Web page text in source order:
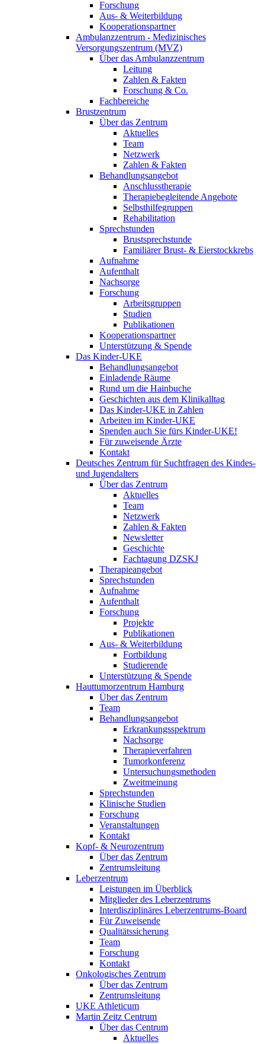
Forschung
Aus- & Weiterbildung
Kooperationspartner
Ambulanzzentrum - Medizinisches
Versorgungszentrum (MVZ)
Über das Ambulanzzentrum
Leitung
Zahlen & Fakten
Forschung & Co.
Fachbereiche
Brustzentrum
Über das Zentrum
Aktuelles
Team
Netzwerk
Zahlen & Fakten
Behandlungsangebot
Anschlusstherapie
Therapiebegleitende Angebote
Selbsthilfegruppen
Rehabilitation
Sprechstunden
Brustsprechstunde
Familiärer Brust- & Eierstockkrebs
Aufnahme
Aufenthalt
Nachsorge
Forschung
Arbeitsgruppen
Studien
Publikationen
Kooperationspartner
Unterstützung & Spende
Das Kinder-UKE
Behandlungsangebot
Einladende Räume
Rund um die Hainbuche
Geschichten aus dem Klinikalltag
Das Kinder-UKE in Zahlen
Arbeiten im Kinder-UKE
Spenden auch Sie fürs Kinder-UKE!
Für zuweisende Ärzte
Kontakt
Deutsches Zentrum für Suchtfragen des Kindes-
und Jugendalters
Über das Zentrum
Aktuelles
Team
Netzwerk
Zahlen & Fakten
Newsletter
Geschichte
Fachtagung DZSKJ
Therapieangebot
Sprechstunden
Aufnahme
Aufenthalt
Forschung
Projekte
Publikationen
Aus- & Weiterbildung
Fortbildung
Studierende
Unterstützung & Spende
Hauttumorzentrum Hamburg
Über das Zentrum
Team
Behandlungsangebot
Erkrankungsspektrum
Nachsorge
Therapieverfahren
Tumorkonferenz
Untersuchungsmethoden
Zweitmeinung
Sprechstunden
Klinische Studien
Forschung
Veranstaltungen
Kontakt
Kopf- & Neurozentrum
Über das Zentrum
Zentrumsleitung
Leberzentrum
Leistungen im Überblick
Mitglieder des Leberzentrums
Interdisziplinäres Leberzentrums-Board
Für Zuweisende
Qualitätssicherung
Team
Forschung
Kontakt
Onkologisches Zentrum
Über das Zentrum
Zentrumsleitung
UKE Athleticum
Martin Zeitz Centrum
Über das Centrum
Aktuelles